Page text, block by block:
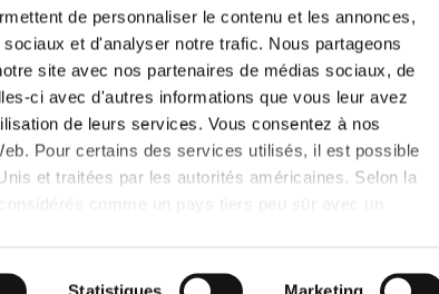
de personnaliser le contenu et les annonces,
et d'analyser notre trafic. Nous partageons
site avec nos partenaires de médias sociaux, de
ci avec d'autres informations que vous leur avez
de leurs services. Vous consentez à nos
Pour certains des services utilisés, il est possible
et traitées par les autorités américaines. Selon la
comme un pays tiers peu sûr avec un
de la Commission européenne selon
Statistiques Marketing
Type Date Langue